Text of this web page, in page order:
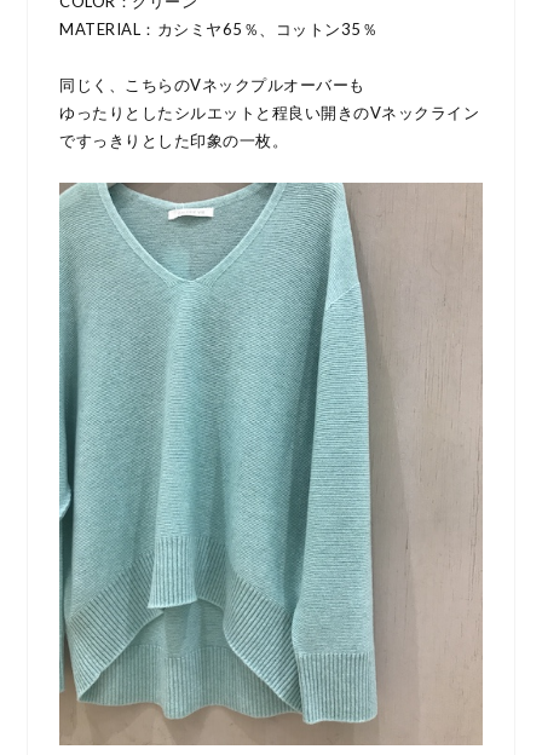
MATERIAL：カシミヤ65％、コットン35％
同じく、こちらのVネックプルオーバーも
ゆったりとしたシルエットと程良い開きのVネックライン
ですっきりとした印象の一枚。